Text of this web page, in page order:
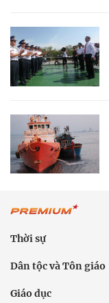
Thời sự
Dân tộc và Tôn giáo
Giáo dục